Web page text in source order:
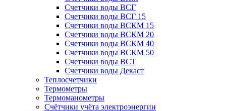
Счетчики воды ВСГ
Счетчики воды ВСГ 15
Счетчики воды ВСКМ 15
Счетчики воды ВСКМ 20
Счетчики воды ВСКМ 40
Счетчики воды ВСКМ 50
Счетчики воды ВСТ
Счетчики воды Декаст
Теплосчетчики
Термометры
Термоманометры
Счётчики учёта электроэнергии